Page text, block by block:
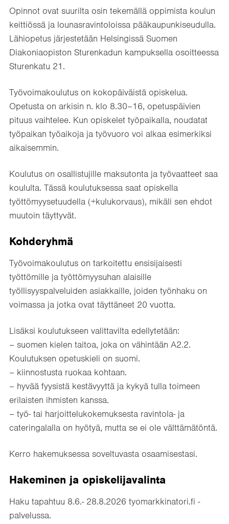
Opinnot ovat suurilta osin tekemällä oppimista koulun
keittiössä ja lounasravintoloissa pääkaupunkiseudulla.
Lähiopetus järjestetään Helsingissä Suomen
Diakoniaopiston Sturenkadun kampuksella osoitteessa
Sturenkatu 21.
Työvoimakoulutus on kokopäiväistä opiskelua.
Opetusta on arkisin n. klo 8.30–16, opetuspäivien
pituus vaihtelee. Kun opiskelet työpaikalla, noudatat
työpaikan työaikoja ja työvuoro voi alkaa esimerkiksi
aikaisemmin.
Koulutus on osallistujille maksutonta ja työvaatteet saa
koululta. Tässä koulutuksessa saat opiskella
työttömyysetuudella (+kulukorvaus), mikäli sen ehdot
muutoin täyttyvät.
Kohderyhmä
Työvoimakoulutus on tarkoitettu ensisijaisesti
työttömille ja työttömyysuhan alaisille
työllisyyspalveluiden asiakkaille, joiden työnhaku on
voimassa ja jotka ovat täyttäneet 20 vuotta.
Lisäksi koulutukseen valittavilta edellytetään:
– suomen kielen taitoa, joka on vähintään A2.2.
Koulutuksen opetuskieli on suomi.
– kiinnostusta ruokaa kohtaan.
– hyvää fyysistä kestävyyttä ja kykyä tulla toimeen
erilaisten ihmisten kanssa.
– työ- tai harjoittelukokemuksesta ravintola- ja
cateringalalla on hyötyä, mutta se ei ole välttämätöntä.
Kerro hakemuksessa soveltuvasta osaamisestasi.
Hakeminen ja opiskelijavalinta
Haku tapahtuu 8.6.- 28.8.2026 tyomarkkinatori.fi -
palvelussa.